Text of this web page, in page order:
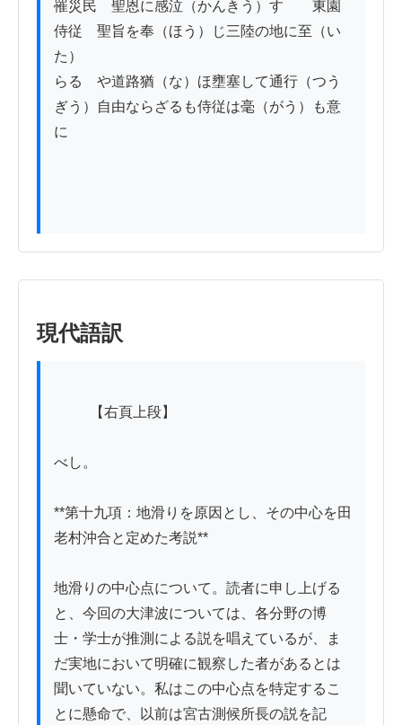
罹災民　聖恩に感泣（かんきう）す　　東園
侍従　聖旨を奉（ほう）じ三陸の地に至（い
た）
らるゝや道路猶（な）ほ壅塞して通行（つう
ぎう）自由ならざるも侍従は毫（がう）も意
に
現代語訳
べし。
**第十九項：地滑りを原因とし、その中心を田
老村沖合と定めた考説**
地滑りの中心点について。読者に申し上げる
と、今回の大津波については、各分野の博
士・学士が推測による説を唱えているが、ま
だ実地において明確に観察した者があるとは
聞いていない。私はこの中心点を特定するこ
とに懸命で、以前は宮古測候所長の説を記